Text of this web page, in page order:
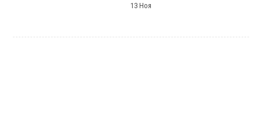
13 Ноя